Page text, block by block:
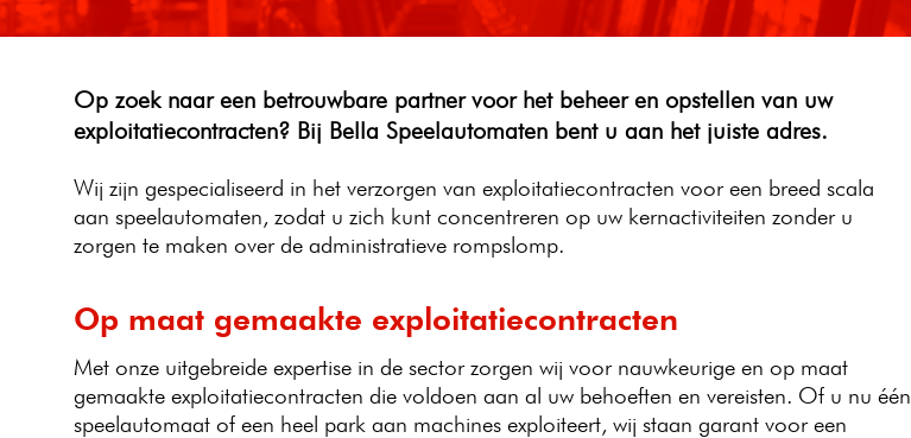
Op zoek naar een betrouwbare partner voor het beheer en opstellen van uw
exploitatiecontracten? Bij Bella Speelautomaten bent u aan het juiste adres.
Wij zijn gespecialiseerd in het verzorgen van exploitatiecontracten voor een breed scala
aan speelautomaten, zodat u zich kunt concentreren op uw kernactiviteiten zonder u
zorgen te maken over de administratieve rompslomp.
Op maat gemaakte exploitatiecontracten
Met onze uitgebreide expertise in de sector zorgen wij voor nauwkeurige en op maat
gemaakte exploitatiecontracten die voldoen aan al uw behoeften en vereisten. Of u nu één
speelautomaat of een heel park aan machines exploiteert, wij staan garant voor een